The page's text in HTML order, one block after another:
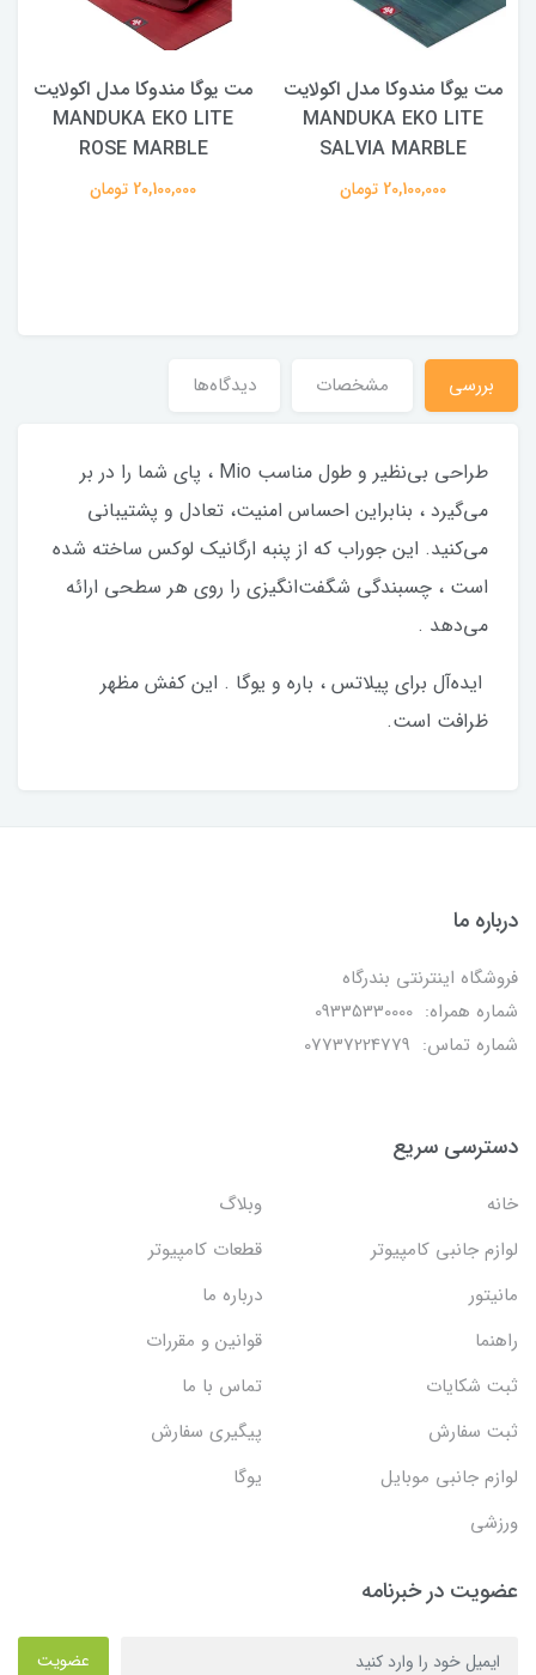
مت یوگا مندوکا مدل اکولایت
MANDUKA EKO LITE
SALVIA MARBLE
20,100,000 تومان
مت یوگا مندوکا مدل اکولایت
MANDUKA EKO LITE
ROSE MARBLE
20,100,000 تومان
بررسی مشخصات دیدگاه‌ها
طراحی بی‌نظیر و طول مناسب Mio ، پای شما را در بر
می‌گیرد ، بنابراین احساس امنیت، تعادل و پشتیبانی
می‌کنید. این جوراب که از پنبه ارگانیک لوکس ساخته شده
است ، چسبندگی شگفت‌انگیزی را روی هر سطحی ارائه
می‌دهد .
ایده‌آل برای پیلاتس ، باره و یوگا . این کفش مظهر
ظرافت است.
درباره ما
فروشگاه اینترنتی بندرگاه
شماره همراه: 09335330000
شماره تماس: 07737224779
دسترسی سریع
خانه
وبلاگ
لوازم جانبی کامپیوتر
قطعات کامپیوتر
مانیتور
درباره ما
راهنما
قوانین و مقررات
ثبت شکایات
تماس با ما
ثبت سفارش
پیگیری سفارش
لوازم جانبی موبایل
یوگا
ورزشی
عضویت در خبرنامه
عضویت